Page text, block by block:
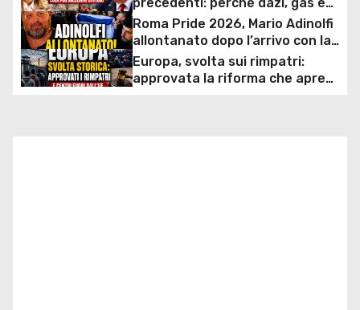
a
z
i
rapporti diplomatici possono
costare caro all’Italia
Roma Pride 2026, Mario Adinolfi
allontanato dopo l’arrivo con la
bandiera di Israele: scontro
politico e polemiche sui diritti
Europa, svolta sui rimpatri:
approvata la riforma che apre